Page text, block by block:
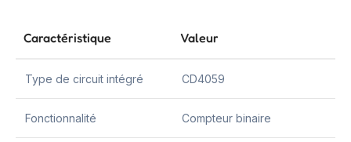
Caractéristique Valeur
Type de circuit intégré CD4059
Fonctionnalité Compteur binaire